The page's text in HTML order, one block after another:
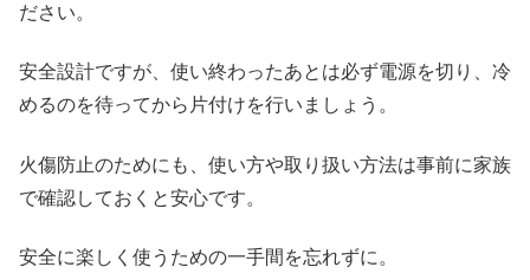
ださい。
安全設計ですが、使い終わったあとは必ず電源を切り、冷
めるのを待ってから片付けを行いましょう。
火傷防止のためにも、使い方や取り扱い方法は事前に家族
で確認しておくと安心です。
安全に楽しく使うための一手間を忘れずに。